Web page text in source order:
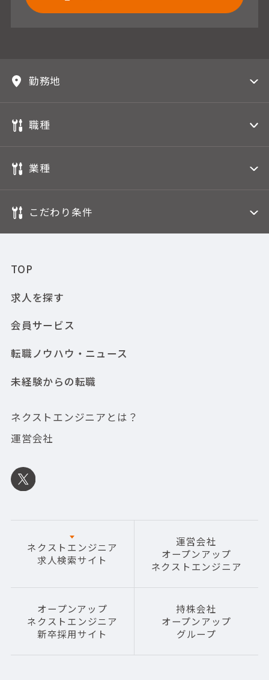
勤務地
職種
業種
こだわり条件
TOP
求人を探す
会員サービス
転職ノウハウ・ニュース
未経験からの転職
ネクストエンジニアとは？
運営会社
ネクストエンジニア
求人検索サイト
運営会社
オープンアップ
ネクストエンジニア
オープンアップ
ネクストエンジニア
新卒採用サイト
持株会社
オープンアップ
グループ